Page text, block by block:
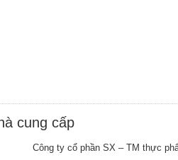
cung cấp
Công ty cổ phần SX – TM thực